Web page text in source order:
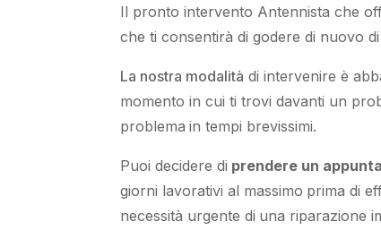
Il pronto intervento Antennistache
che ticonsentirà di godere di nuovodi
La nostra modalità di intervenire è
momento in cuiti trovi davanti un
problema in tempi brevissimi.
Puoi decidere di prendere un
giorni lavorativi al massimo prima di
necessità urgente di una riparazione